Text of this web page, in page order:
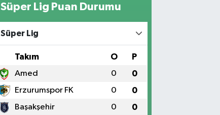
Süper Lig Puan Durumu
Süper Lig
Takım O P
Amed 0 0
Erzurumspor FK 0 0
Başakşehir 0 0